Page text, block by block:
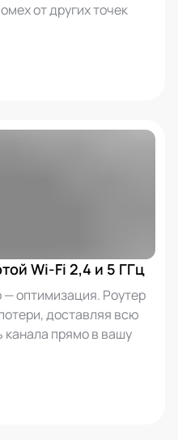
от других точек
Wi-Fi 2,4 и 5 ГГц
оптимизация. Роутер
доставляя всю
канала прямо в вашу